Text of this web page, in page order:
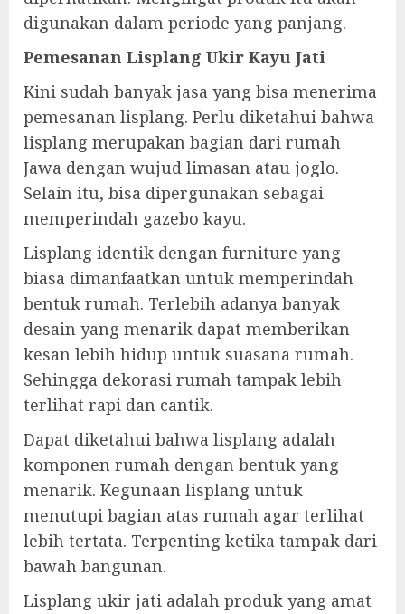
digunakan dalam periode yang panjang.
Pemesanan Lisplang Ukir Kayu Jati
Kini sudah banyak jasa yang bisa menerima
pemesanan lisplang. Perlu diketahui bahwa
lisplang merupakan bagian dari rumah
Jawa dengan wujud limasan atau joglo.
Selain itu, bisa dipergunakan sebagai
memperindah gazebo kayu.
Lisplang identik dengan furniture yang
biasa dimanfaatkan untuk memperindah
bentuk rumah. Terlebih adanya banyak
desain yang menarik dapat memberikan
kesan lebih hidup untuk suasana rumah.
Sehingga dekorasi rumah tampak lebih
terlihat rapi dan cantik.
Dapat diketahui bahwa lisplang adalah
komponen rumah dengan bentuk yang
menarik. Kegunaan lisplang untuk
menutupi bagian atas rumah agar terlihat
lebih tertata. Terpenting ketika tampak dari
bawah bangunan.
Lisplang ukir jati adalah produk yang amat